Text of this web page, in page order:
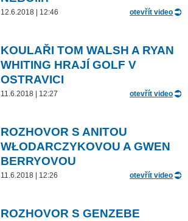
12.6.2018 | 12:46 otevřít video
KOULAŘI TOM WALSH A RYAN
WHITING HRAJÍ GOLF V
OSTRAVICI
11.6.2018 | 12:27 otevřít video
ROZHOVOR S ANITOU
WŁODARCZYKOVOU A GWEN
BERRYOVOU
11.6.2018 | 12:26 otevřít video
ROZHOVOR S GENZEBE